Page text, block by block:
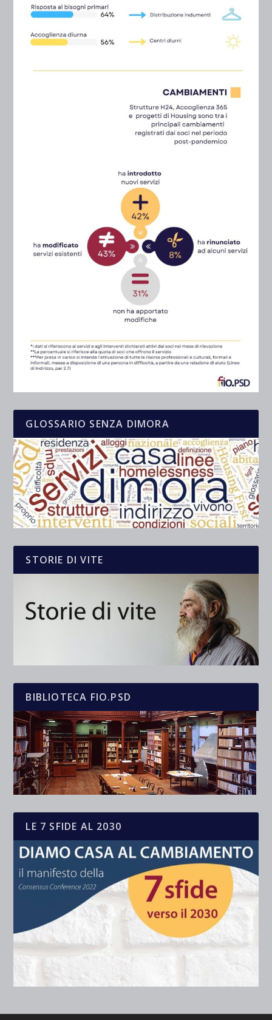
GLOSSARIO SENZA DIMORA
STORIE DI VITE
BIBLIOTECA FIO.PSD
LE 7 SFIDE AL 2030